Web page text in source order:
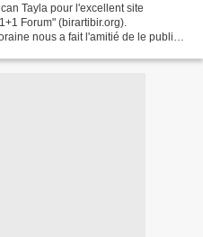
Tayla pour l'excellent site
Forum" (birartibir.org).
nous a fait l'amitié de le publier